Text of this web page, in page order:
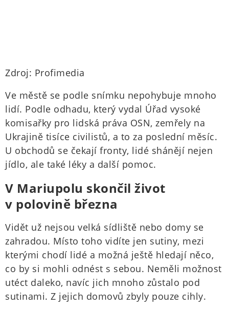
Zdroj: Profimedia
Ve městě se podle snímku nepohybuje mnoho
lidí. Podle odhadu, který vydal Úřad vysoké
komisařky pro lidská práva OSN, zemřely na
Ukrajině tisíce civilistů, a to za poslední měsíc.
U obchodů se čekají fronty, lidé shánějí nejen
jídlo, ale také léky a další pomoc.
V Mariupolu skončil život
v polovině března
Vidět už nejsou velká sídliště nebo domy se
zahradou. Místo toho vidíte jen sutiny, mezi
kterými chodí lidé a možná ještě hledají něco,
co by si mohli odnést s sebou. Neměli možnost
utéct daleko, navíc jich mnoho zůstalo pod
sutinami. Z jejich domovů zbyly pouze cihly.